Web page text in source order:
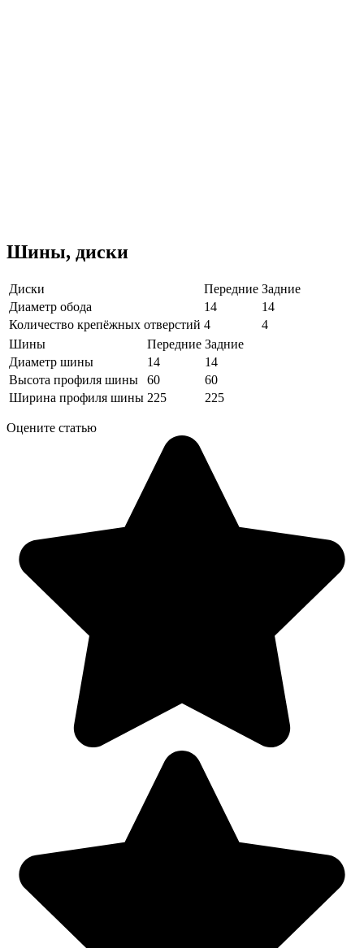
Шины, диски
Диски Передние Задние
Диаметр обода
14
14
Количество крепёжных отверстий 4
4
Шины
Передние Задние
Диаметр шины
14
14
Высота профиля шины
60
60
Ширина профиля шины 225 225
Оцените статью